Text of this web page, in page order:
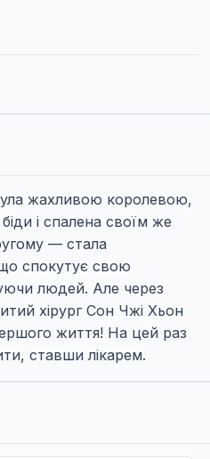
жахливою королевою,
і спалена своїм же
— стала
спокутує свою
людей. Але через
хірург Сон Чжі Хьон
життя! На цей раз
ставши лікарем.